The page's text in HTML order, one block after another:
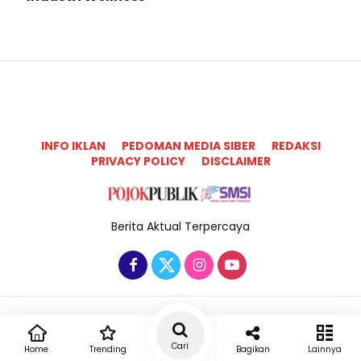
INFO IKLAN PEDOMAN MEDIA SIBER
REDAKSI
PRIVACY POLICY
DISCLAIMER
Berita Aktual Terpercaya
Copyright @2025 Pojok Publik All Rights Reserved
Home Trending Cari Bagikan Lainnya